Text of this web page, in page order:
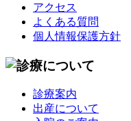
アクセス
よくある質問
個人情報保護方針
診療案内
出産について